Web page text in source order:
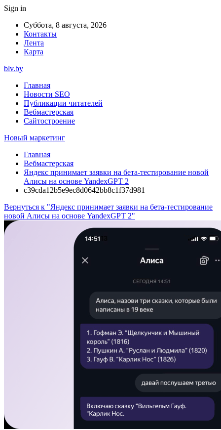
Sign in
Суббота, 8 августа, 2026
Контакты
Лента
Карта
blv.by
Главная
Новости SEO
Публикации читателей
Вебмастерская
Сайтостроение
Новый маркетинг
Главная
Вебмастерская
Яндекс принимает заявки на бета-тестирование новой
Алисы на основе YandexGPT 2
c39cda12b5e9ec8d0642bb8c1f37d981
Вернуться к "Яндекс принимает заявки на бета-тестирование
новой Алисы на основе YandexGPT 2"